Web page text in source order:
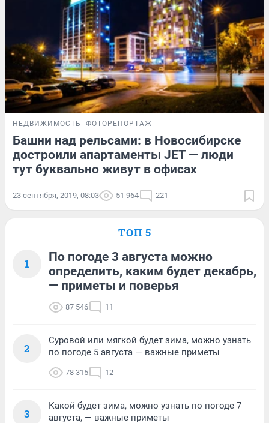
НЕДВИЖИМОСТЬ ФОТОРЕПОРТАЖ
Башни над рельсами: в Новосибирске
достроили апартаменты JET — люди
тут буквально живут в офисах
23 сентября, 2019, 08:03 51 964 221
ТОП 5
1
По погоде 3 августа можно
определить, каким будет декабрь,
— приметы и поверья
87 546 11
2
Суровой или мягкой будет зима, можно узнать
по погоде 5 августа — важные приметы
78 315 12
3
Какой будет зима, можно узнать по погоде 7
августа, — важные приметы